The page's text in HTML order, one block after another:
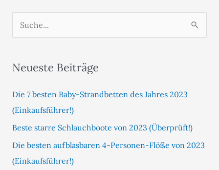
u
h
n
n
a
c
h
Neueste Beiträge
Die 7 besten Baby-Strandbetten des Jahres 2023
(Einkaufsführer!)
Beste starre Schlauchboote von 2023 (Überprüft!)
Die besten aufblasbaren 4-Personen-Flöße von 2023
(Einkaufsführer!)